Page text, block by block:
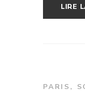
LIRE
PARIS ,